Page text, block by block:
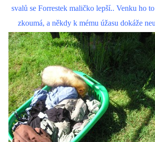
svalů se Forrestek maličko lepší.. Venku ho
zkoumá, a někdy k mému úžasu dokáže